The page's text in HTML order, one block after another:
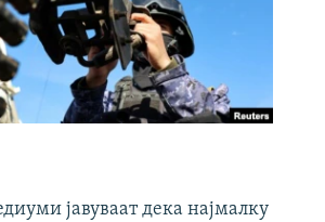
јавуваат дека најмалку